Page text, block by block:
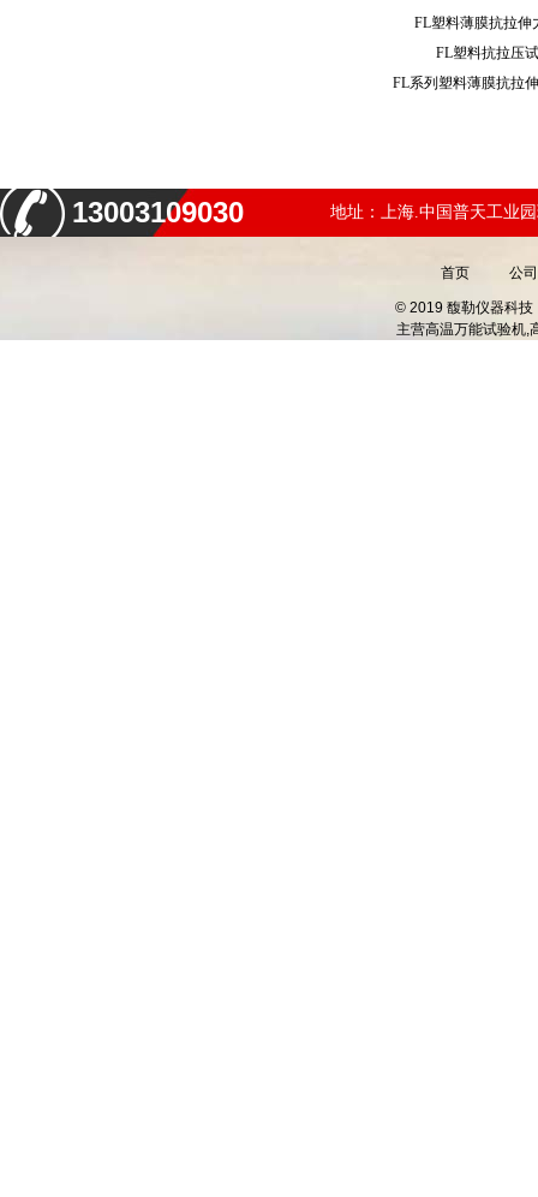
FL塑料薄膜抗拉
FL塑料抗拉压
FL系列塑料薄膜抗拉
13003109030 地址：上海.中国普天工业
首页 公
© 2019 馥勒仪器科技
主营高温万能试验机,